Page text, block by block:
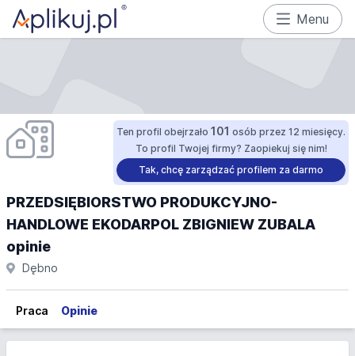
Menu
Ten profil obejrzało 101 osób przez 12 miesięcy.
To profil Twojej firmy? Zaopiekuj się nim!
Tak, chcę zarządzać profilem za darmo
PRZEDSIĘBIORSTWO PRODUKCYJNO-
HANDLOWE EKODARPOL ZBIGNIEW ZUBALA
opinie
Dębno
Praca Opinie